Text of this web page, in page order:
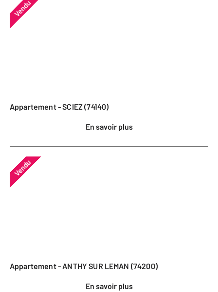
Vendu
Appartement - SCIEZ (74140)
En savoir plus
Vendu
Appartement - ANTHY SUR LEMAN (74200)
En savoir plus